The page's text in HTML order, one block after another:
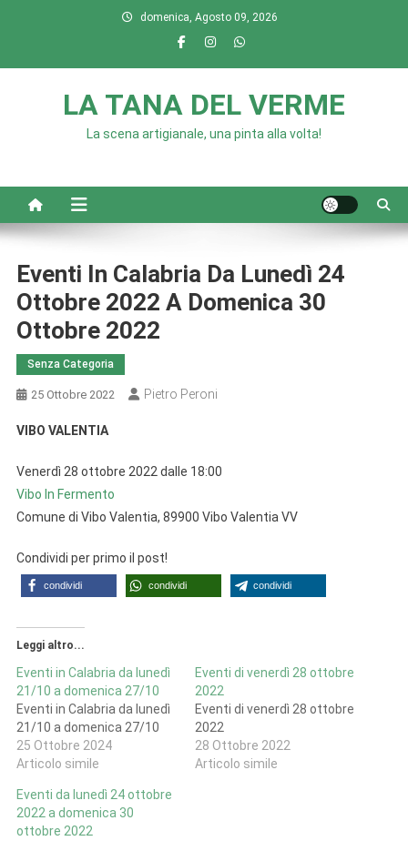
domenica, Agosto 09, 2026
LA TANA DEL VERME
La scena artigianale, una pinta alla volta!
Eventi In Calabria Da Lunedì 24
Ottobre 2022 A Domenica 30
Ottobre 2022
Senza Categoria
25 Ottobre 2022 Pietro Peroni
VIBO VALENTIA
Venerdì 28 ottobre 2022 dalle 18:00
Vibo In Fermento
Comune di Vibo Valentia, 89900 Vibo Valentia VV
Condividi per primo il post!
condividi condividi condividi
Leggi altro...
Eventi in Calabria da lunedì
21/10 a domenica 27/10
Eventi in Calabria da lunedì
21/10 a domenica 27/10
25 Ottobre 2024
Articolo simile
Eventi di venerdì 28 ottobre
2022
Eventi di venerdì 28 ottobre
2022
28 Ottobre 2022
Articolo simile
Eventi da lunedì 24 ottobre
2022 a domenica 30
ottobre 2022